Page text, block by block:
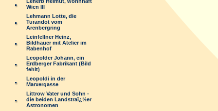
Wien III
Lehmann Lotte, die
Turandot vom
Arenbergring
Leinfellner Heinz,
Bildhauer mit Atelier im
Rabenhof
Leopolder Johann, ein
Erdberger Fabrikant (Bild
fehlt)
Leopoldi in der
Marxergasse
Littrow Vater und Sohn -
die beiden Landstraï¿½er
Astronomen